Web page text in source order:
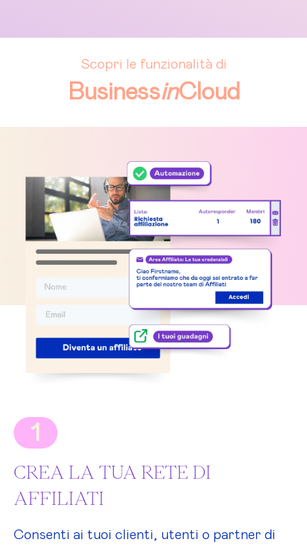
Scopri le funzionalità di
BusinessinCloud
1
CREA LA TUA RETE DI
AFFILIATI
Consenti ai tuoi clienti, utenti o partner di